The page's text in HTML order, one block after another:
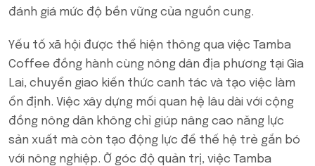
đánh giá mức độ bền vững của nguồn cung.
Yếu tố xã hội được thể hiện thông qua việc Tamba
Coffee đồng hành cùng nông dân địa phương tại Gia
Lai, chuyển giao kiến thức canh tác và tạo việc làm
ổn định. Việc xây dựng mối quan hệ lâu dài với cộng
đồng nông dân không chỉ giúp nâng cao năng lực
sản xuất mà còn tạo động lực để thế hệ trẻ gắn bó
với nông nghiệp. Ở góc độ quản trị, việc Tamba